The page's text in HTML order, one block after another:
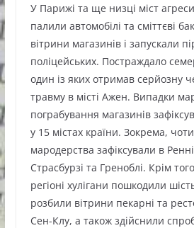
У Парижі та ще низці міст
палили автомобілі та сміттєві
вітрини магазинів і запускали
поліцейських. Постраждало
один із яких отримав серйозну
травму в місті Ажен. Випадки
пограбування магазинів
у 15 містах країни. Зокрема,
мародерства зафіксували в
Страсбурзі та Греноблі. Крім
регіоні хулігани пошкодили
розбили вітрини пекарні та
Сен-Клу, а також здійснили